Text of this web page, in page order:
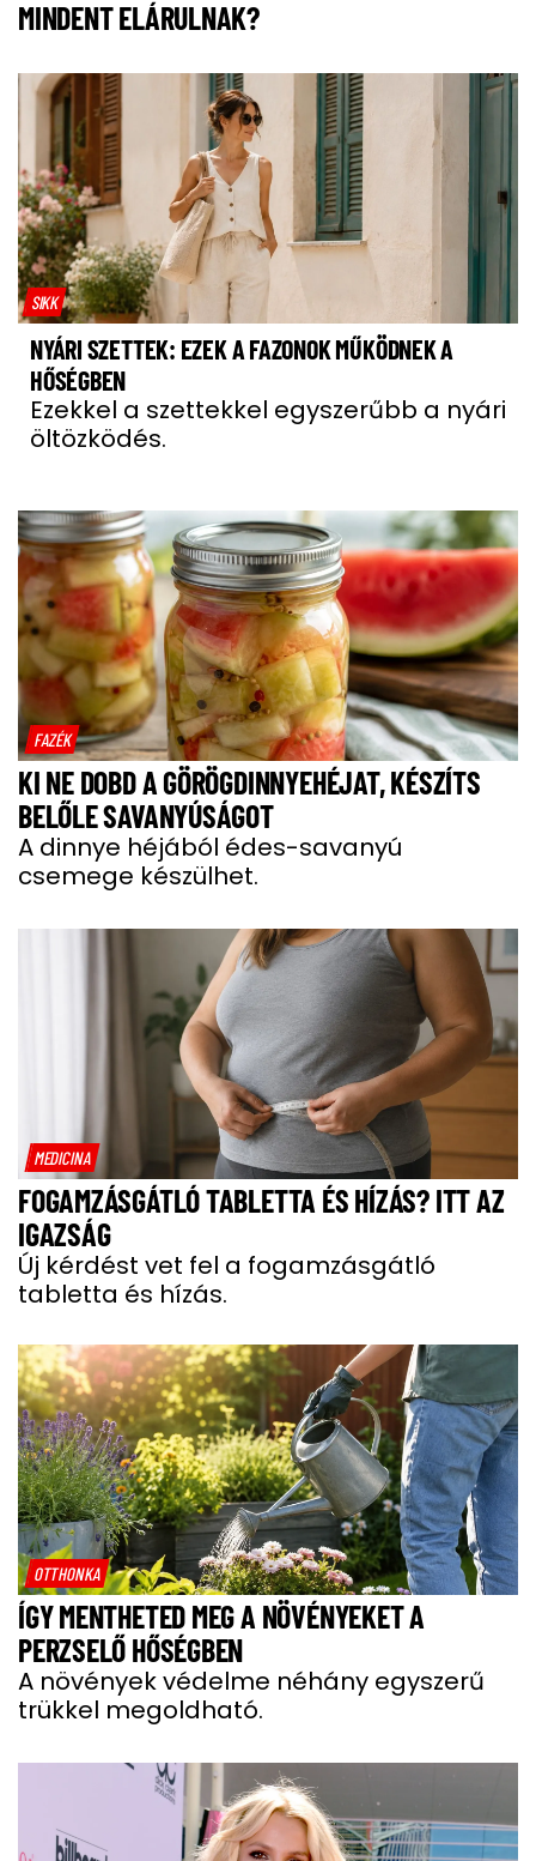
MINDENT ELÁRULNAK?
SIKK
NYÁRI SZETTEK: EZEK A FAZONOK MŰKÖDNEK A
HŐSÉGBEN
Ezekkel a szettekkel egyszerűbb a nyári
öltözködés.
FAZÉK
KI NE DOBD A GÖRÖGDINNYEHÉJAT, KÉSZÍTS
BELŐLE SAVANYÚSÁGOT
A dinnye héjából édes-savanyú
csemege készülhet.
MEDICINA
FOGAMZÁSGÁTLÓ TABLETTA ÉS HÍZÁS? ITT AZ
IGAZSÁG
Új kérdést vet fel a fogamzásgátló
tabletta és hízás.
OTTHONKA
ÍGY MENTHETED MEG A NÖVÉNYEKET A
PERZSELŐ HŐSÉGBEN
A növények védelme néhány egyszerű
trükkel megoldható.